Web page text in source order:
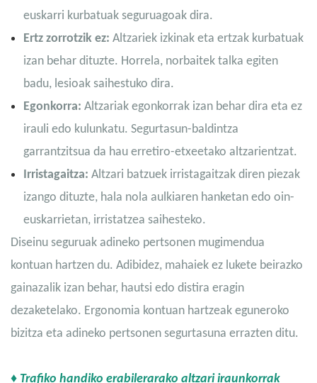
euskarri kurbatuak seguruagoak dira.
Ertz zorrotzik ez: Altzariek izkinak eta ertzak kurbatuak
izan behar dituzte. Horrela, norbaitek talka egiten
badu, lesioak saihestuko dira.
Egonkorra: Altzariak egonkorrak izan behar dira eta ez
irauli edo kulunkatu. Segurtasun-baldintza
garrantzitsua da hau erretiro-etxeetako altzarientzat.
Irristagaitza: Altzari batzuek irristagaitzak diren piezak
izango dituzte, hala nola aulkiaren hanketan edo oin-
euskarrietan, irristatzea saihesteko.
Diseinu seguruak adineko pertsonen mugimendua
kontuan hartzen du. Adibidez, mahaiek ez lukete beirazko
gainazalik izan behar, hautsi edo distira eragin
dezaketelako. Ergonomia kontuan hartzeak eguneroko
bizitza eta adineko pertsonen segurtasuna errazten ditu.
♦ Trafiko handiko erabilerarako altzari iraunkorrak